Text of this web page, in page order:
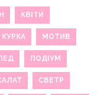
КВІТИ
КУРКА МОТИВ
ПОДІУМ
СВЕТР